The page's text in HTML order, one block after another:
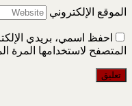
الموقع الإلكتروني
احفظ اسمي، بريدي
المتصفح لاستخدامها المرة